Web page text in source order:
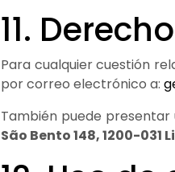
11.
Para cualquier cuestión
por correo electrónico a:
También puede presentar
São Bento 148, 1200-031